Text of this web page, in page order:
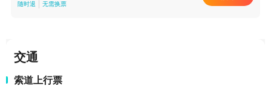
随时退 无需换票
交通
索道上行票